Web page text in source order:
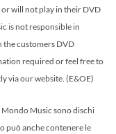
will not play in their DVD
is not responsible in
the customers DVD
required or feel free to
via our website. (E&OE)
Music sono dischi
può anche contenere le